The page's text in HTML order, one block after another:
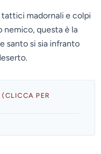
madornali e colpi
nemico, questa è la
santo si sia infranto
(CLICCA PER